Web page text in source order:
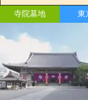
寺院墓地 東